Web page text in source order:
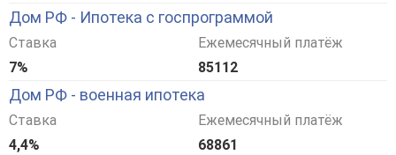
Дом РФ - Ипотека с госпрограммой
Ставка
7%
Ежемесячный платёж
85112
Дом РФ - военная ипотека
Ставка
4,4%
Ежемесячный платёж
68861